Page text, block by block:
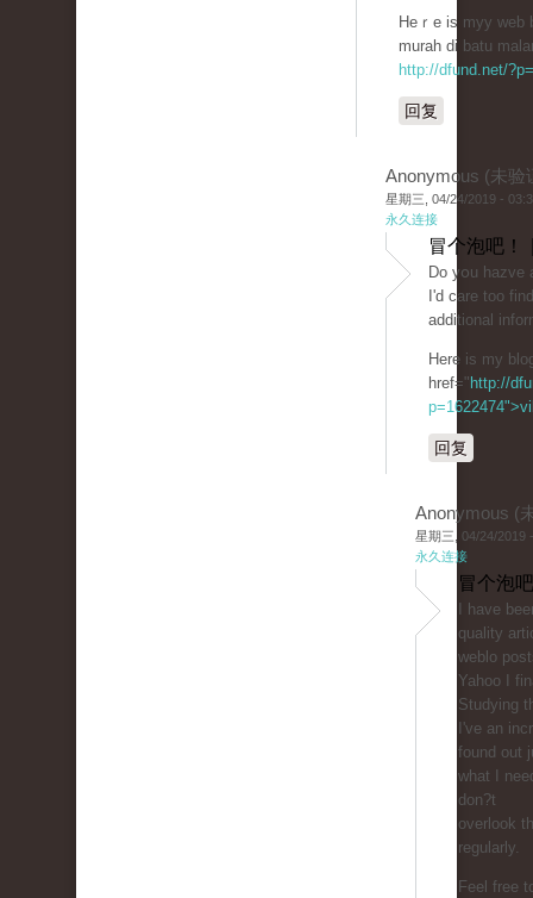
Heｒe is myy web
murah di batu
http://dfund.net/
回复
Anonymous (未验
星期三, 04/24/2019 -
永久连接
冒个泡吧！
Do yօu hazve
I'd care toο
additional
Here is my
href=" http://
回复
Anonymous (
星期三, 04/24/2019
永久连接
冒个泡
I һave
quality
weblo
Yahoo I
Studying
I've an
found out
ԝhat I
don?t
overlook
regularly.
Feel free